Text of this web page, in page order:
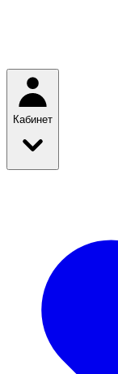
Кабинет